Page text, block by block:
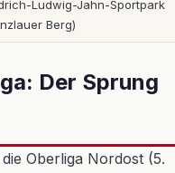
Ludwig-Jahn-Sportpark
Berg)
Der Sprung
Oberliga Nordost (5.